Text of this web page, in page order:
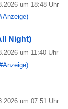
um 18:48 Uhr
Night)
um 11:40 Uhr
um 07:51 Uhr